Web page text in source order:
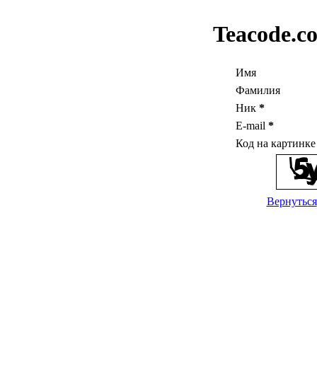
Имя
Фамилия
Ник *
E-mail *
Код на
Вернуться